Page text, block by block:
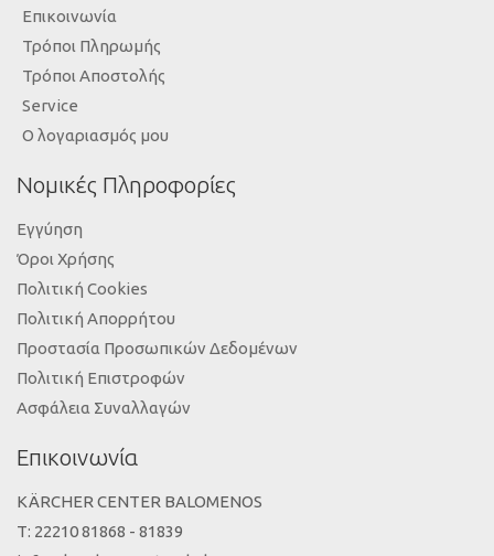
Επικοινωνία
Τρόποι Πληρωμής
Τρόποι Αποστολής
Service
Ο λογαριασμός μου
Νομικές Πληροφορίες
Εγγύηση
Όροι Χρήσης
Πολιτική Cookies
Πολιτική Απορρήτου
Προστασία Προσωπικών Δεδομένων
Πολιτική Επιστροφών
Ασφάλεια Συναλλαγών
Επικοινωνία
KÄRCHER CENTER BALOMENOS
Τ: 22210 81868 - 81839